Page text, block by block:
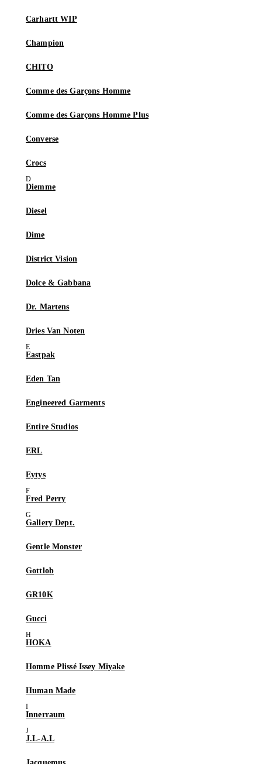
Carhartt WIP
Champion
CHITO
Comme des Garçons Homme
Comme des Garçons Homme Plus
Converse
Crocs
Diemme
Diesel
Dime
District Vision
Dolce & Gabbana
Dr. Martens
Dries Van Noten
Eastpak
Eden Tan
Engineered Garments
Entire Studios
ERL
Eytys
Fred Perry
Gallery Dept.
Gentle Monster
Gottlob
GR10K
Gucci
HOKA
Homme Plissé Issey Miyake
Human Made
Innerraum
J.L-A.L